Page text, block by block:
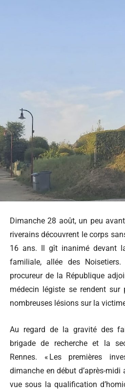
Dimanche 28 août, un peu
riverains découvrent le corps
16 ans. Il gît inanimé devant
familiale, allée des
procureur de la République
médecin légiste se rendent sur
nombreuses lésions sur la
Au regard de la gravité des
brigade de recherche et la
Rennes. « Les premières
dimanche en début d’après-
vue sous la qualification